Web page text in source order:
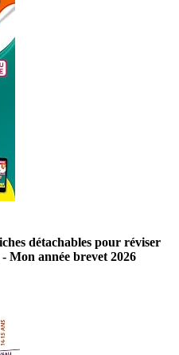
détachables pour réviser
Mon année brevet 2026